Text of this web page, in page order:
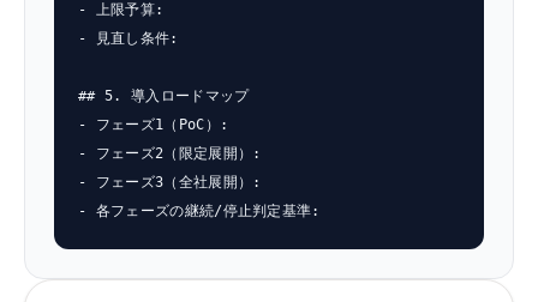
- 上限予算:
- 見直し条件:
## 5. 導入ロードマップ
- フェーズ1（PoC）:
- フェーズ2（限定展開）:
- フェーズ3（全社展開）:
- 各フェーズの継続/停止判定基準: